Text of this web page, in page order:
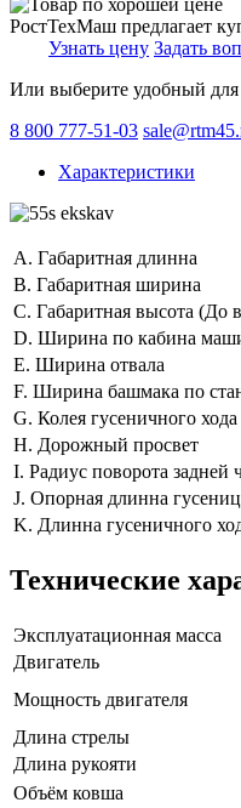
РостТехМаш предлагает
Узнать цену Задать
Или выберите удобный для
8 800 777-51-03
Характеристики
A. Габаритная длинна
B. Габаритная ширина
C. Габаритная высота (До
D. Ширина по кабина
E. Ширина отвала
F. Ширина башмака по
G. Колея гусеничного хода
H. Дорожный просвет
I. Радиус поворота задней
J. Опорная длинна гусениц
K. Длинна гусеничного
Технические
Эксплуатационная масса
Двигатель
Мощность двигателя
Длина стрелы
Длина рукояти
Объём ковша